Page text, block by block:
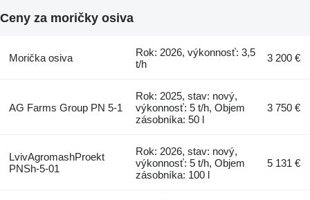
Ceny za moričky osiva
Morička osiva
Rok: 2026, výkonnosť: 3,5
t/h
3 200 €
AG Farms Group PN 5-1
Rok: 2025, stav: nový,
výkonnosť: 5 t/h, Objem
zásobníka: 50 l
3 750 €
LvivAgromashProekt
PNSh-5-01
Rok: 2026, stav: nový,
výkonnosť: 5 t/h, Objem
zásobníka: 100 l
5 131 €